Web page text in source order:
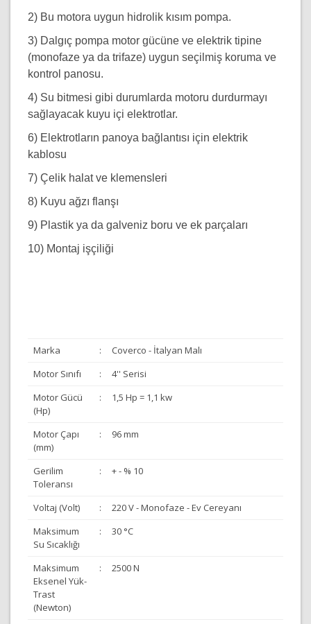
2) Bu motora uygun hidrolik kısım pompa.
3) Dalgıç pompa motor gücüne ve elektrik tipine
(monofaze ya da trifaze) uygun seçilmiş koruma ve
kontrol panosu.
4) Su bitmesi gibi durumlarda motoru durdurmayı
sağlayacak kuyu içi elektrotlar.
6) Elektrotların panoya bağlantısı için elektrik
kablosu
7) Çelik halat ve klemensleri
8) Kuyu ağzı flanşı
9) Plastik ya da galveniz boru ve ek parçaları
10) Montaj işçiliği
Marka :
Coverco - İtalyan Malı
Motor Sınıfı
:
4'' Serisi
Motor Gücü
(Hp)
: 1,5 Hp = 1,1 kw
Motor Çapı
(mm)
: 96 mm
Gerilim
Toleransı
: + - % 10
Voltaj (Volt) :
220 V - Monofaze - Ev Cereyanı
Maksimum
Su Sıcaklığı
: 30 °C
Maksimum
Eksenel Yük-
Trast
(Newton)
: 2500 N